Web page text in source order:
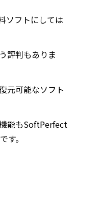
ソフトにしては
評判もありま
元可能なソフト
能もSoftPerfect
。